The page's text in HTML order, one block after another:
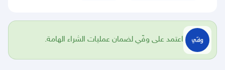
اعتمد على وفّي لضمان عمليات الشراء الهامة.